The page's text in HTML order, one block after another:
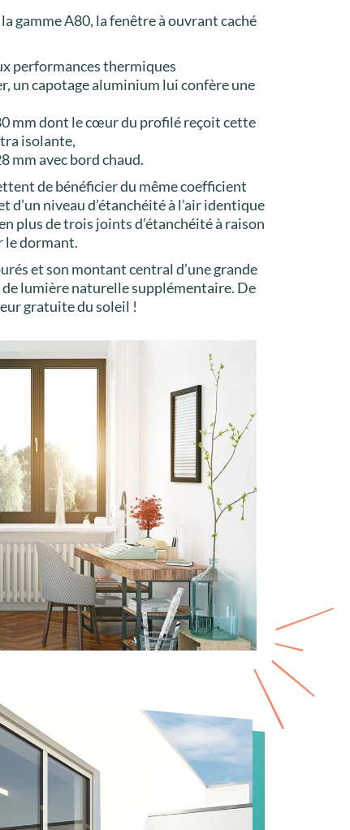
gamme A80, la fenêtre à ouvrant caché
performances thermiques
un capotage aluminium lui confère une
mm dont le cœur du profilé reçoit cette
isolante,
mm avec bord chaud.
de bénéficier du même coefficient
niveau d’étanchéité à l’air identique
plus de trois joints d’étanchéité à raison
le dormant.
et son montant central d’une grande
de lumière naturelle supplémentaire. De
gratuite du soleil !